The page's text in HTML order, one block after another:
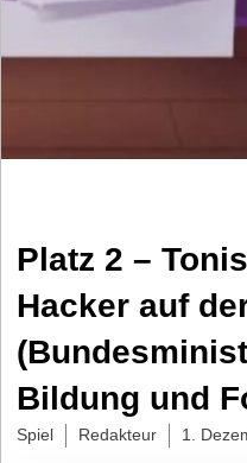
Platz 2 –
Hacker auf
Bildung und
Spiel Redakteur 1.